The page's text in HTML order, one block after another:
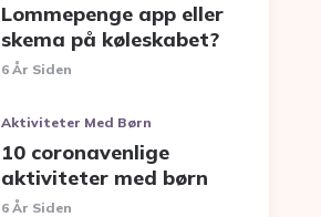
Lommepenge app eller
skema på køleskabet?
6 År Siden
Aktiviteter Med Børn
10 coronavenlige
aktiviteter med børn
6 År Siden